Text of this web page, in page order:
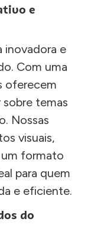
e
inovadora e
Com uma
oferecem
sobre temas
Nossas
visuais,
formato
para quem
e eficiente.
do